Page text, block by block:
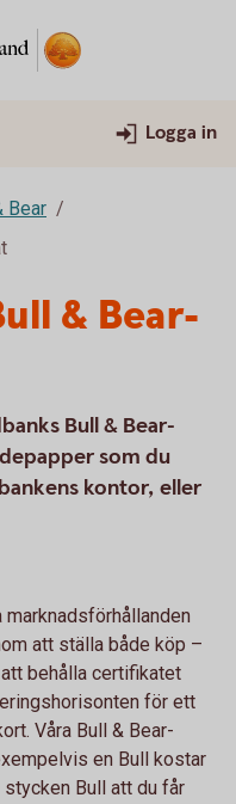
Logga in
Bear
& Bear-
Bull & Bear-
som du
kontor, eller
att ställa både köp –
behålla certifikatet
för ett
Våra Bull & Bear-
en Bull kostar
Bull att du får